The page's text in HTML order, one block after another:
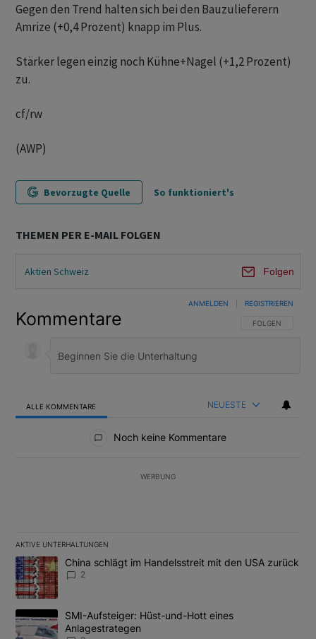
Gegen den Trend halten sich bei den Bauzulieferern
Amrize (+0,4 Prozent) knapp im Plus.
Stärker legen einzig noch Kühne+Nagel (+1,2 Prozent)
zu.
cf/rw
(AWP)
Bevorzugte Quelle So funktioniert's
THEMEN PER E-MAIL FOLGEN
Aktien Schweiz Folgen
Kommentare FOLGE DIESER
FOLGEN
ANMELDEN REGISTRIEREN
ALLE KOMMENTARE NEUESTE
Noch keine Kommentare
WERBUNG
AKTIVE UNTERHALTUNGEN
Das Folgende ist eine Liste der am meisten kommentierten
Ein Trendartikel mit dem Titel "China schlägt im Handelsstreit
China schlägt im Handelsstreit mit den USA zurück
2
Ein Trendartikel mit dem Titel "SMI-Aufsteiger: Hüst-und-Hott
SMI-Aufsteiger: Hüst-und-Hott eines
Anlagestrategen